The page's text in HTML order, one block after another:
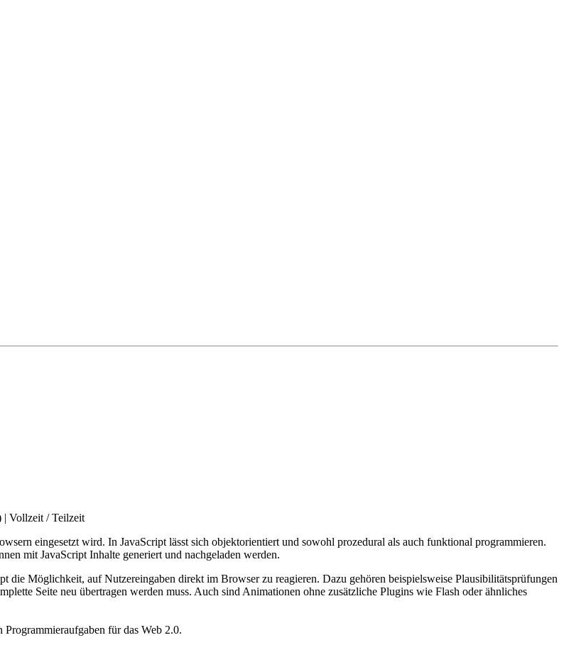
| Vollzeit / Teilzeit
eingesetzt wird. In JavaScript lässt sich objektorientiert und sowohl prozedural als auch funktional programmieren.
mit JavaScript Inhalte generiert und nachgeladen werden.
die Möglichkeit, auf Nutzereingaben direkt im Browser zu reagieren. Dazu gehören beispielsweise Plausibilitätsprüfungen
Seite neu übertragen werden muss. Auch sind Animationen ohne zusätzliche Plugins wie Flash oder ähnliches
für das Web 2.0.